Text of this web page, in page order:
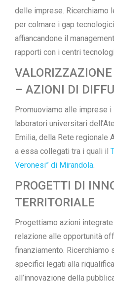
delle imprese. Ricerchiamo
per colmare i gap
affiancandone il
rapporti con i centri
– AZIONI DI
Promuoviamo alle imprese
laboratori universitari
Emilia, della Rete regionale
a essa collegati tra i quali il
Veronesi” di Mirandola.
PROGETTI DI
TERRITORIALE
Progettiamo azioni
relazione alle opportunità
finanziamento. Ricerchiamo
specifici legati alla
all’innovazione della